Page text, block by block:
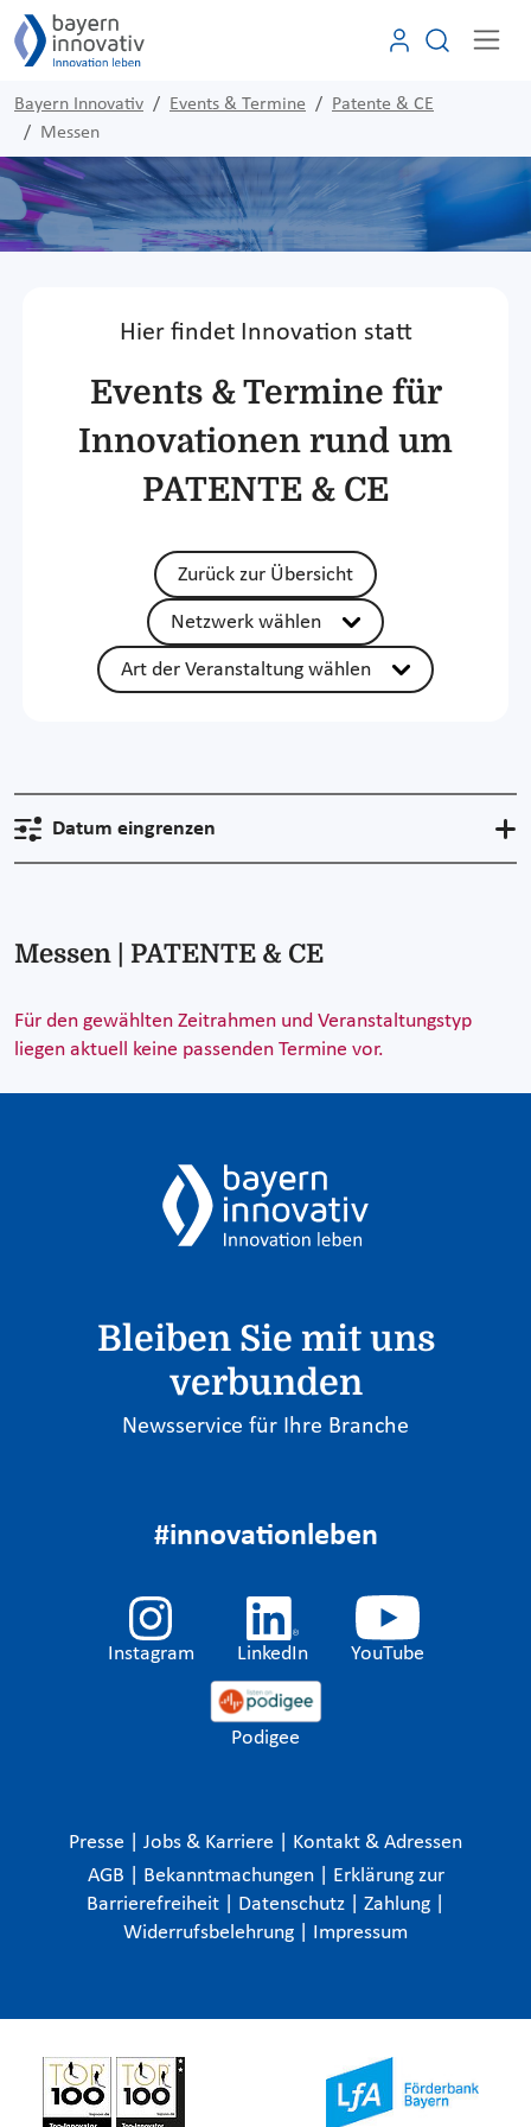
Bayern Innovativ Events & Termine
Patente & CE
Messen
Hier findet Innovation statt
Events & Termine für
Innovationen rund um
PATENTE & CE
Zurück zur Übersicht
Netzwerk wählen
Art der Veranstaltung wählen
Datum eingrenzen
Messen | PATENTE & CE
Für den gewählten Zeitrahmen und Veranstaltungstyp
liegen aktuell keine passenden Termine vor.
Bleiben Sie mit uns
verbunden
Newsservice für Ihre Branche
#innovationleben
Instagram LinkedIn YouTube
Podigee
Presse Jobs & Karriere
Kontakt & Adressen
AGB
Bekanntmachungen
Erklärung zur
Barrierefreiheit
Datenschutz Zahlung
Widerrufsbelehrung
Impressum